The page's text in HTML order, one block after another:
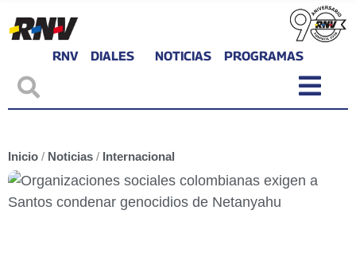
RNV DIALES NOTICIAS PROGRAMAS
Inicio / Noticias / Internacional